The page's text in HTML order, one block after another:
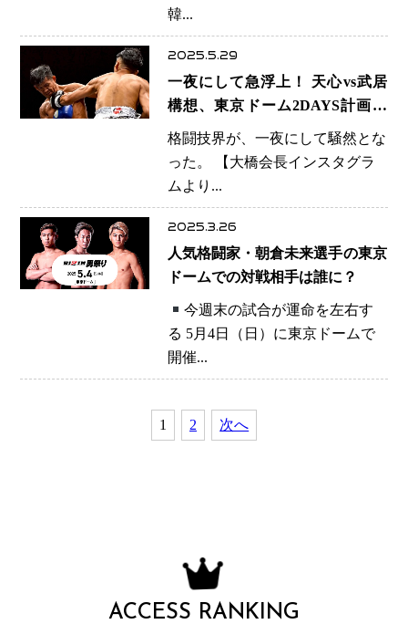
韓...
2025.5.29
一夜にして急浮上！ 天心vs武居
構想、東京ドーム2DAYS計画に
波乱の兆し
格闘技界が、一夜にして騒然とな
った。 【大橋会長インスタグラ
ムより...
2025.3.26
人気格闘家・朝倉未来選手の東京
ドームでの対戦相手は誰に？
今週末の試合が運命を左右す
る 5月4日（日）に東京ドームで
開催...
1 2 次へ
ACCESS RANKING